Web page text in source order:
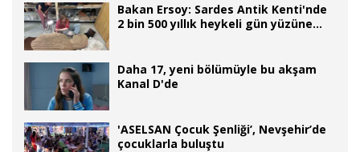
Bakan Ersoy: Sardes Antik Kenti'nde
2 bin 500 yıllık heykeli gün yüzüne
Daha 17, yeni bölümüyle bu akşam
Kanal D'de
'ASELSAN Çocuk Şenliği’, Nevşehir’de
çocuklarla buluştu